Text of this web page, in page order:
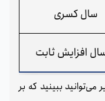
سال کسری
ببینید که بر